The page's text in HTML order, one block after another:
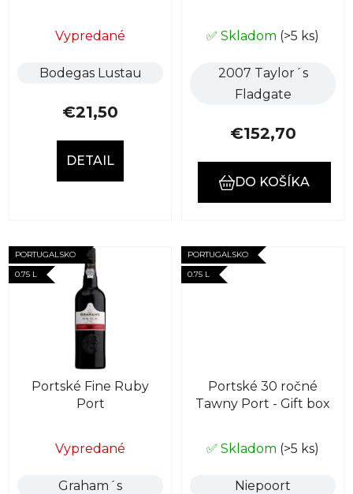
Vypredané
Bodegas Lustau
€21,50
DETAIL
✅ Skladom (>5 ks)
2007 Taylor´s
Fladgate
€152,70
DO KOŠÍKA
PORTUGALSKO
0.75 L
Portské Fine Ruby
Port
Vypredané
Graham´s
PORTUGALSKO
0.75 L
Portské 30 ročné
Tawny Port - Gift box
✅ Skladom (>5 ks)
Niepoort